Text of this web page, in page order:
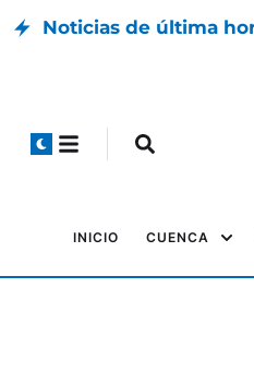
Noticias de última
INICIO CUENCA